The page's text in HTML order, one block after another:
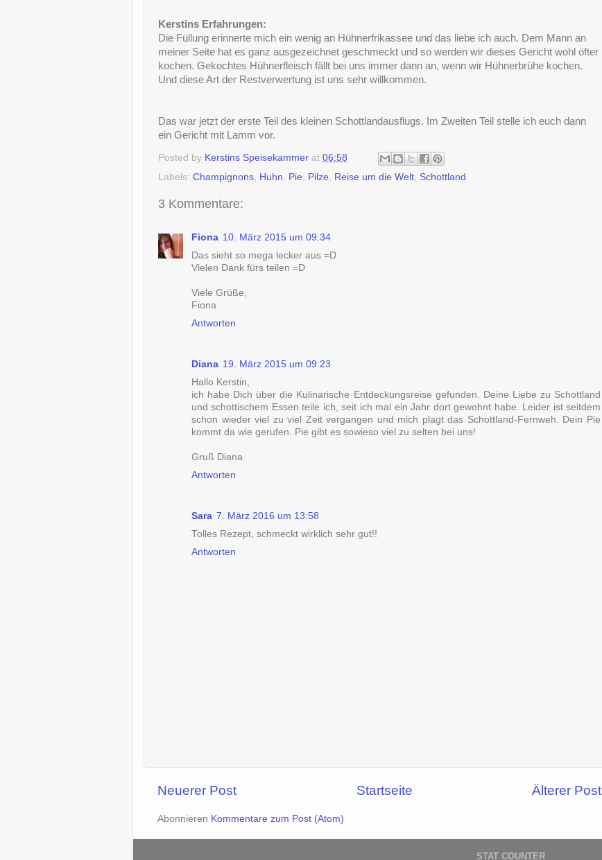
Kerstins Erfahrungen:
Die Füllung erinnerte mich ein wenig an Hühnerfrikassee und das liebe ich auch. Dem Mann an
meiner Seite hat es ganz ausgezeichnet geschmeckt und so werden wir dieses Gericht wohl öfter
kochen. Gekochtes Hühnerfleisch fällt bei uns immer dann an, wenn wir Hühnerbrühe kochen.
Und diese Art der Restverwertung ist uns sehr willkommen.
Das war jetzt der erste Teil des kleinen Schottlandausflugs. Im Zweiten Teil stelle ich euch dann
ein Gericht mit Lamm vor.
Posted by Kerstins Speisekammer at 06:58
Labels: Champignons Huhn Pie Pilze Reise um die Welt Schottland
3 Kommentare:
Fiona 10. März 2015 um 09:34
Das sieht so mega lecker aus =D
Vielen Dank fürs teilen =D
Viele Grüße,
Fiona
Antworten
Diana 19. März 2015 um 09:23
Hallo Kerstin,
ich habe Dich über die Kulinarische Entdeckungsreise gefunden. Deine Liebe zu Schottland
und schottischem Essen teile ich, seit ich mal ein Jahr dort gewohnt habe. Leider ist seitdem
schon wieder viel zu viel Zeit vergangen und mich plagt das Schottland-Fernweh. Dein Pie
kommt da wie gerufen. Pie gibt es sowieso viel zu selten bei uns!
Gruß Diana
Antworten
Sara 7. März 2016 um 13:58
Tolles Rezept, schmeckt wirklich sehr gut!!
Antworten
Neuerer Post Älterer Post
Startseite
Abonnieren Kommentare zum Post (Atom)
STAT COUNTER